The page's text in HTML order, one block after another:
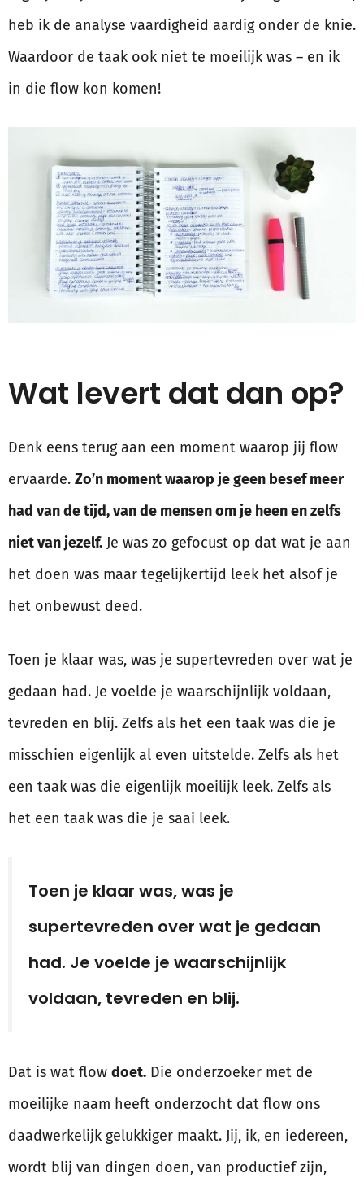
heb ik de analyse vaardigheid aardig onder de knie.
Waardoor de taak ook niet te moeilijk was – en ik
in die flow kon komen!
Wat levert dat dan op?
Denk eens terug aan een moment waarop jij flow
ervaarde. Zo’n moment waarop je geen besef meer
had van de tijd, van de mensen om je heen en zelfs
niet van jezelf. Je was zo gefocust op dat wat je aan
het doen was maar tegelijkertijd leek het alsof je
het onbewust deed.
Toen je klaar was, was je supertevreden over wat je
gedaan had. Je voelde je waarschijnlijk voldaan,
tevreden en blij. Zelfs als het een taak was die je
misschien eigenlijk al even uitstelde. Zelfs als het
een taak was die eigenlijk moeilijk leek. Zelfs als
het een taak was die je saai leek.
Toen je klaar was, was je
supertevreden over wat je gedaan
had. Je voelde je waarschijnlijk
voldaan, tevreden en blij.
Dat is wat flow doet. Die onderzoeker met de
moeilijke naam heeft onderzocht dat flow ons
daadwerkelijk gelukkiger maakt. Jij, ik, en iedereen,
wordt blij van dingen doen, van productief zijn,